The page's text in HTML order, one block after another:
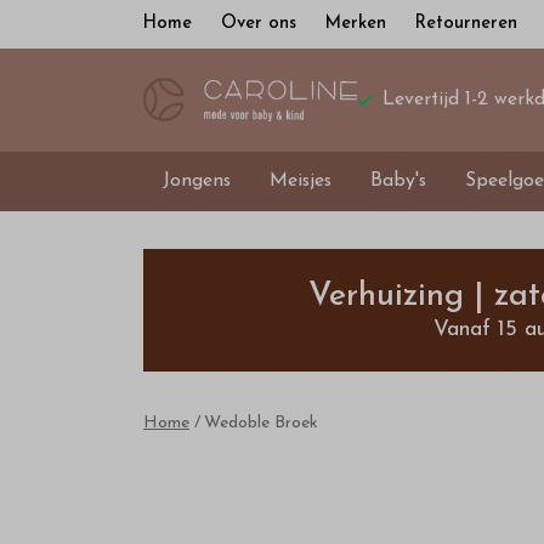
Home Over ons Merken Retourneren
Levertijd 1-2
Jongens Meisjes Baby's
Wedoble
Bestel
Verhuizing |
Vanaf 15
Home Wedoble Broek